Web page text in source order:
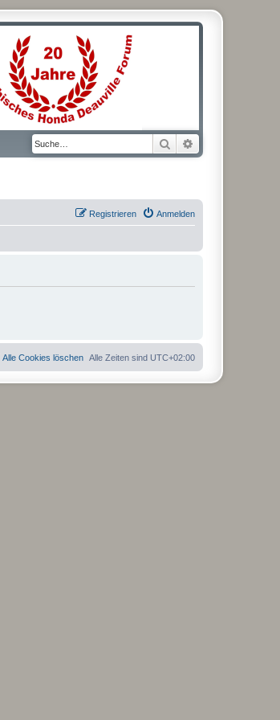
Suche
Anmelden
Registrieren
Alle Zeiten sind UTC+02:00
Alle Cookies löschen